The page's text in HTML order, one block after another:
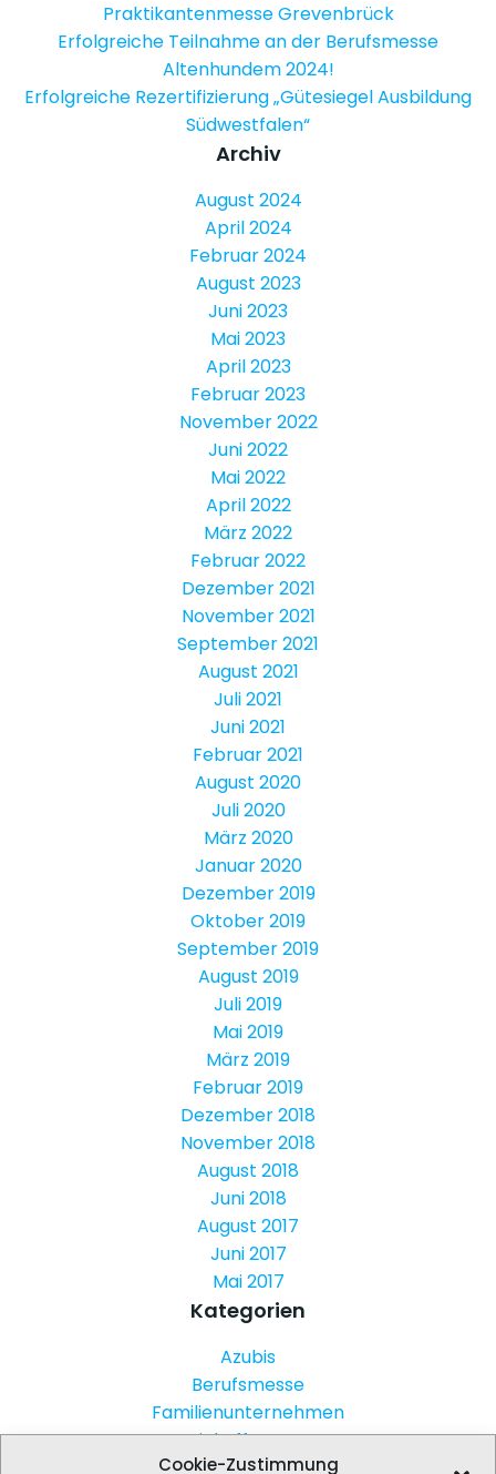
Cookie-Zustimmung
Praktikantenmesse Grevenbrück
Erfolgreiche Teilnahme an der Berufsmesse
Altenhundem 2024!
Erfolgreiche Rezertifizierung „Gütesiegel Ausbildung
Südwestfalen“
Archiv
August 2024
April 2024
Februar 2024
August 2023
Juni 2023
Mai 2023
April 2023
Februar 2023
November 2022
Juni 2022
Mai 2022
April 2022
März 2022
Februar 2022
Dezember 2021
November 2021
September 2021
August 2021
Juli 2021
Juni 2021
Februar 2021
August 2020
Juli 2020
März 2020
Januar 2020
Dezember 2019
Oktober 2019
September 2019
August 2019
Juli 2019
Mai 2019
März 2019
Februar 2019
Dezember 2018
November 2018
August 2018
Juni 2018
August 2017
Juni 2017
Mai 2017
Kategorien
Azubis
Berufsmesse
Familienunternehmen
Kickoff-Event
Start 2018